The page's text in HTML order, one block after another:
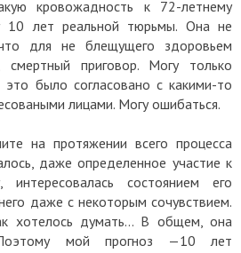
кровожадность к 72-летнему
10 лет реальной тюрьмы. Она не
для не блещущего здоровьем
приговор. Могу только
было согласовано с какими-то
лицами. Могу ошибаться.
на протяжении всего процесса
даже определенное участие к
интересовалась состоянием его
даже с некоторым сочувствием.
хотелось думать… В общем, она
мой прогноз —10 лет